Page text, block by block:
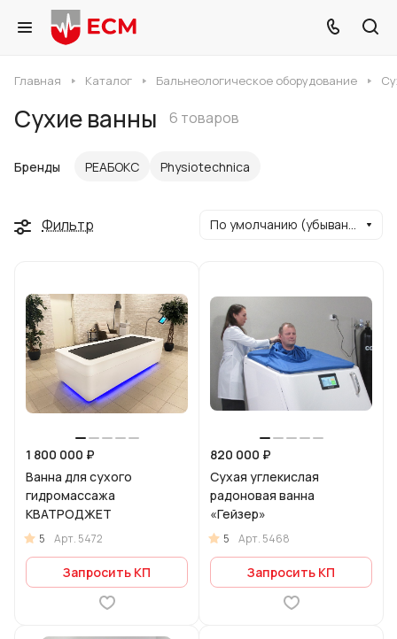
Главная Каталог Бальнеологическое оборудование
Сухие ванны 6 товаров
Бренды РЕАБОКС Physioteсhnica
Фильтр По умолчанию (убывание)
1 800 000 ₽
Ванна для сухого
гидромассажа
КВАТРОДЖЕТ
5 Арт. 5472
Запросить КП
820 000 ₽
Сухая углекислая
радоновая ванна
«Гейзер»
5 Арт. 5468
Запросить КП